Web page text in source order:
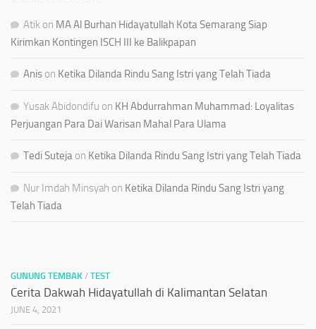
Atik on MA Al Burhan Hidayatullah Kota Semarang Siap
Kirimkan Kontingen ISCH III ke Balikpapan
Anis on Ketika Dilanda Rindu Sang Istri yang Telah Tiada
Yusak Abidondifu on KH Abdurrahman Muhammad: Loyalitas
Perjuangan Para Dai Warisan Mahal Para Ulama
Tedi Suteja on Ketika Dilanda Rindu Sang Istri yang Telah Tiada
Nur Imdah Minsyah on Ketika Dilanda Rindu Sang Istri yang
Telah Tiada
GUNUNG TEMBAK / TEST
Cerita Dakwah Hidayatullah di Kalimantan Selatan
JUNE 4, 2021